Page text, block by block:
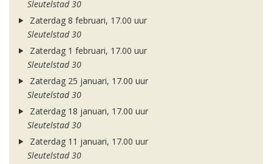
Sleutelstad 30
Zaterdag 8 februari, 17.00 uur
Sleutelstad 30
Zaterdag 1 februari, 17.00 uur
Sleutelstad 30
Zaterdag 25 januari, 17.00 uur
Sleutelstad 30
Zaterdag 18 januari, 17.00 uur
Sleutelstad 30
Zaterdag 11 januari, 17.00 uur
Sleutelstad 30